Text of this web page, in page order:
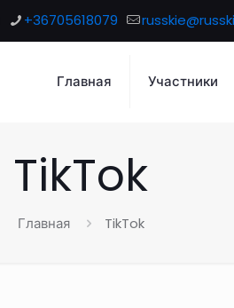
+36705618079
Главная Участники
TikTok
Главная TikTok